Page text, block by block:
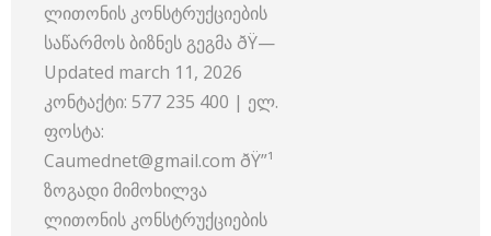
ლითონის კონსტრუქციების
საწარმოს ბიზნეს გეგმა ðŸ—️
Updated march 11, 2026
კონტაქტი: 577 235 400 | ელ.
ფოსტა:
Caumednet@gmail.com ðŸ”¹
ზოგადი მიმოხილვა
ლითონის კონსტრუქციების